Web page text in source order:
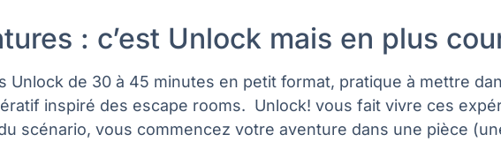
: c’est Unlock mais en plus
Unlock de 30 à 45 minutes en petit format, pratique à mettre
inspiré des escape rooms. Unlock! vous fait vivre ces
scénario, vous commencez votre aventure dans une pièce